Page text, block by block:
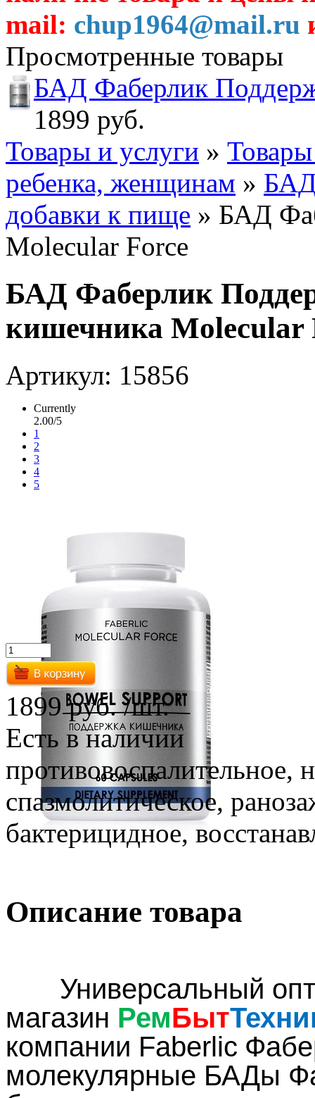
mail: chup1964@mail.ru
Просмотренные товары
БАД Фаберлик
1899 руб.
Товары и услуги »
ребенка, женщинам »
добавки к пище » БАД
Molecular Force
БАД Фаберлик
кишечника Molecular
Артикул: 15856
Currently
2.00/5
1
2
3
4
5
1899 руб./шт.
Есть в наличии
противовоспалительное,
спазмолитическое,
бактерицидное,
Описание товара
Универсальный
магазин РемБыт
компании Faberlic
молекулярные БАДы